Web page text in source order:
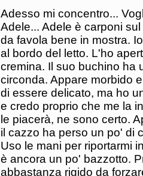
Adesso mi concentro...
Adele... Adele è carponi
da favola bene in mostra.
al bordo del letto. L'ho
cremina. Il suo buchino ha
circonda. Appare morbido
di essere delicato, ma ho
e credo proprio che me la
le piacerà, ne sono certo.
il cazzo ha perso un po' di
Uso le mani per riportarmi
è ancora un po' bazzotto.
abbastanza rigido da